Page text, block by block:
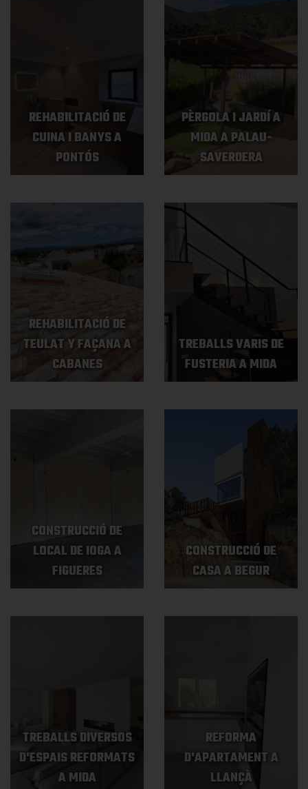
REHABILITACIÓ DE
CUINA I BANYS A
PONTÓS
PÈRGOLA I JARDÍ A
MIDA A PALAU-
SAVERDERA
REHABILITACIÓ DE
TEULAT Y FAÇANA A
CABANES
TREBALLS VARIS DE
FUSTERIA A MIDA
CONSTRUCCIÓ DE
LOCAL DE IOGA A
FIGUERES
CONSTRUCCIÓ DE
CASA A BEGUR
TREBALLS DIVERSOS
D'ESPAIS REFORMATS
A MIDA
REFORMA
D'APARTAMENT A
LLANÇÀ